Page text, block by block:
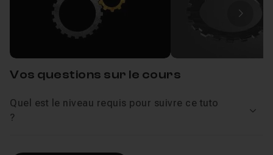
Leçon 2 Animation de l'engrenage dans Element 3D
Vos questions sur le cours
Quel est le niveau requis pour suivre ce tuto
?